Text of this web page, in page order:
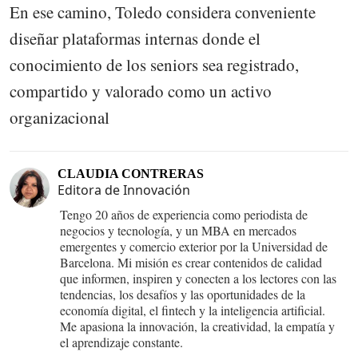
En ese camino, Toledo considera conveniente
diseñar plataformas internas donde el
conocimiento de los seniors sea registrado,
compartido y valorado como un activo
organizacional
CLAUDIA CONTRERAS
Editora de Innovación
Tengo 20 años de experiencia como periodista de
negocios y tecnología, y un MBA en mercados
emergentes y comercio exterior por la Universidad de
Barcelona. Mi misión es crear contenidos de calidad
que informen, inspiren y conecten a los lectores con las
tendencias, los desafíos y las oportunidades de la
economía digital, el fintech y la inteligencia artificial.
Me apasiona la innovación, la creatividad, la empatía y
el aprendizaje constante.